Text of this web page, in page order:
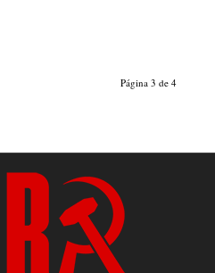
Página 3 de 4